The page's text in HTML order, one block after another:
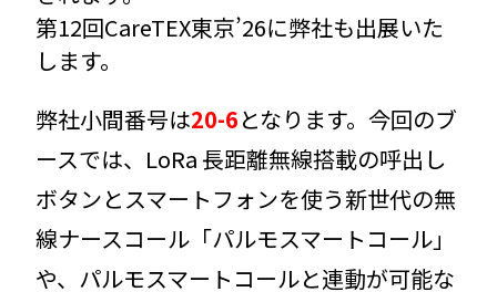
第12回CareTEX東京’26に弊社も出展いた
します。
弊社小間番号は20-6となります。今回のブ
ースでは、LoRa 長距離無線搭載の呼出し
ボタンとスマートフォンを使う新世代の無
線ナースコール「パルモスマートコール」
や、パルモスマートコールと連動が可能な